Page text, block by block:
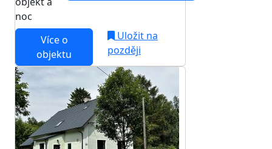
noc
Více o
objektu
Uložit na
později